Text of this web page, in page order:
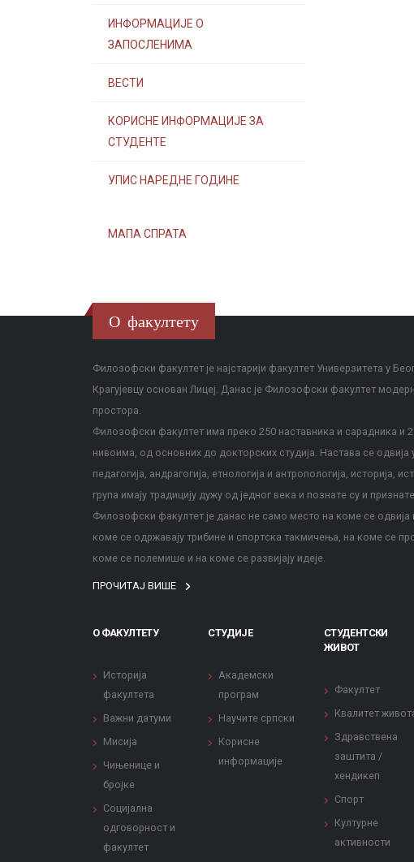
ИНФОРМАЦИЈЕ О
ЗАПОСЛЕНИМА
ВЕСТИ
КОРИСНЕ ИНФОРМАЦИЈЕ ЗА
СТУДЕНТЕ
УПИС НАРЕДНЕ ГОДИНЕ
МАПА СПРАТА
О факултету
Филозофски факултет је најстарији факултет Универзитета у
Крагујевцу основан Лицеј. Данас је Филозофски факултет
простора.
Филозофски факултет има преко 250 наставника и сарадника и
нивоима, од основних до докторских студија. Настава се одвија
педагогија, андрагогија, етнологија и антропологија, историја,
група имају традицију дужу од једног века и познате су и
Филозофски факултет је данас не само место на коме се
коме се одржавају трибине и спортска такмичења, на коме се
коме се полемише и на коме се развијају идеје.
ПРОЧИТАЈ ВИШЕ
О ФАКУЛТЕТУ
Историја
факултета
Важни датуми
Мисија
Чињенице и
бројке
Социјална
одговорност и
факултет
СТУДИЈЕ
Академски
програм
Научите српски
Корисне
информације
СТУДЕНТСКИ
ЖИВОТ
Факултет
Квалитет
Здравствена
заштита /
хендикеп
Спорт
Културне
активности